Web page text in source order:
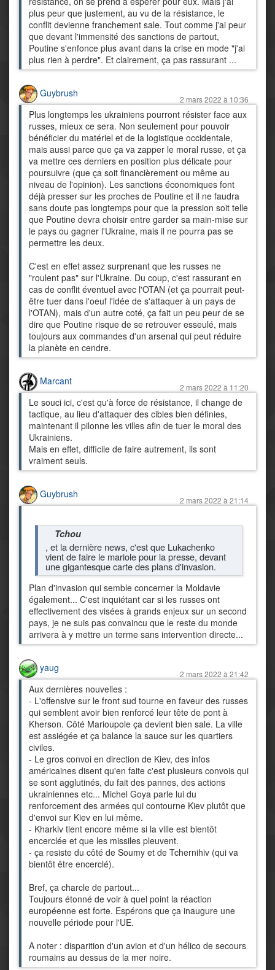
plus peur que justement, au vu de la résistance, le
conflit devienne franchement sale. Tout comme j'ai peur
que devant l'immensité des sanctions de partout,
Poutine s'enfonce plus avant dans la crise en mode "j'ai
plus rien à perdre". Et clairement, ça pas rassurant ...
Guybrush
2 mars 2022 à 10:36
Plus longtemps les ukrainiens pourront résister face aux
russes, mieux ce sera. Non seulement pour pouvoir
bénéficier du matériel et de la logistique occidentale,
mais aussi parce que ça va zapper le moral russe, et ça
va mettre ces derniers en position plus délicate pour
poursuivre (que ça soit financièrement ou même au
niveau de l'opinion). Les sanctions économiques font
déjà presser sur les proches de Poutine et il ne faudra
sans doute pas longtemps pour que la pression soit telle
que Poutine devra choisir entre garder sa main-mise sur
le pays ou gagner l'Ukraine, mais il ne pourra pas se
permettre les deux.
C'est en effet assez surprenant que les russes ne
"roulent pas" sur l'Ukraine. Du coup, c'est rassurant en
cas de conflit éventuel avec l'OTAN (et ça pourrait peut-
être tuer dans l'oeuf l'idée de s'attaquer à un pays de
l'OTAN), mais d'un autre coté, ça fait un peu peur de se
dire que Poutine risque de se retrouver esseulé, mais
toujours aux commandes d'un arsenal qui peut réduire
la planète en cendre.
Marcant
2 mars 2022 à 11:20
Le souci ici, c'est qu'à force de résistance, il change de
tactique, au lieu d'attaquer des cibles bien définies,
maintenant il pilonne les villes afin de tuer le moral des
Ukrainiens.
Mais en effet, difficile de faire autrement, ils sont
vraiment seuls.
Guybrush
2 mars 2022 à 21:14
Tchou
, et la dernière news, c'est que Lukachenko
vient de faire le mariole pour la presse, devant
une gigantesque carte des plans d'invasion.
Plan d'invasion qui semble concerner la Moldavie
également... C'est inquiétant car si les russes ont
effectivement des visées à grands enjeux sur un second
pays, je ne suis pas convaincu que le reste du monde
arrivera à y mettre un terme sans intervention directe...
yaug
2 mars 2022 à 21:42
Aux dernières nouvelles :
- L'offensive sur le front sud tourne en faveur des russes
qui semblent avoir bien renforcé leur tête de pont à
Kherson. Côté Marioupole ça devient bien sale. La ville
est assiégée et ça balance la sauce sur les quartiers
civiles.
- Le gros convoi en direction de Kiev, des infos
américaines disent qu'en faite c'est plusieurs convois qui
se sont agglutinés, du fait des pannes, des actions
ukrainiennes etc... Michel Goya parle lui du
renforcement des armées qui contourne Kiev plutôt que
d'envoi sur Kiev en lui même.
- Kharkiv tient encore même si la ville est bientôt
encerclée et que les missiles pleuvent.
- ça resiste du côté de Soumy et de Tchernihiv (qui va
bientôt être encerclé).
Bref, ça charcle de partout...
Toujours étonné de voir à quel point la réaction
européenne est forte. Espérons que ça inaugure une
nouvelle période pour l'UE.
A noter : disparition d'un avion et d'un hélico de secours
roumains au dessus de la mer noire.